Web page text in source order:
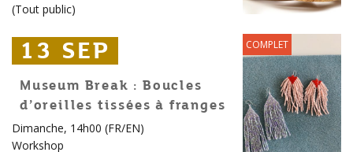
(Tout public)
13 SEP
13 SEP
13 SEP COMPLET
Museum Break : Boucles
d’oreilles tissées à franges
Dimanche, 14h00 (FR/EN)
Workshop